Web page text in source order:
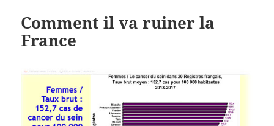
Comment il va ruiner la
France